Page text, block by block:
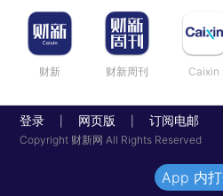
财新 财新周刊 Caixin
登录 网页版 订阅电邮
Copyright 财新网 All Rights Reserved
App 内